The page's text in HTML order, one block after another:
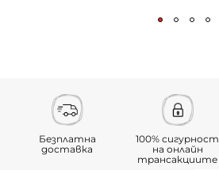
Безплатна
доставка
100% сигурност
на онлайн
трансакциите